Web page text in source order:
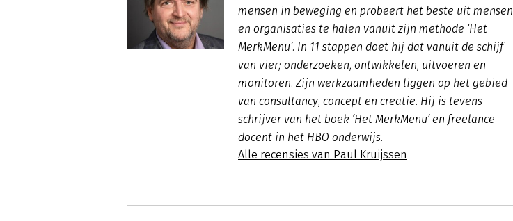
mensen in beweging en probeert het beste uit mensen
en organisaties te halen vanuit zijn methode ‘Het
MerkMenu’. In 11 stappen doet hij dat vanuit de schijf
van vier; onderzoeken, ontwikkelen, uitvoeren en
monitoren. Zijn werkzaamheden liggen op het gebied
van consultancy, concept en creatie. Hij is tevens
schrijver van het boek ‘Het MerkMenu’ en freelance
docent in het HBO onderwijs.
Alle recensies van Paul Kruijssen